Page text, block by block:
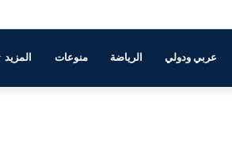
عربي ودولي الرياضة منوعات المزيد